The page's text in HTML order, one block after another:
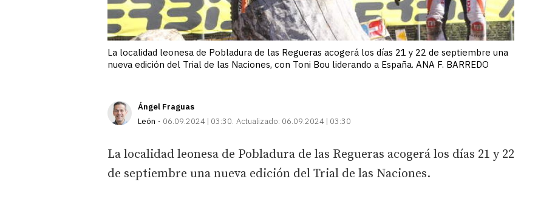
La localidad leonesa de Pobladura de las Regueras acogerá los días 21 y 22 de septiembre una
nueva edición del Trial de las Naciones, con Toni Bou liderando a España. ANA F. BARREDO
Ángel Fraguas
León
06.09.2024 | 03:30 Actualizado: 06.09.2024 | 03:30
La localidad leonesa de Pobladura de las Regueras acogerá los días 21 y 22
de septiembre una nueva edición del Trial de las Naciones.